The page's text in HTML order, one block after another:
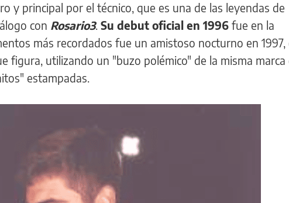
y principal por el técnico, que es una de las leyendas de
con Rosario3. Su debut oficial en 1996 fue en la
más recordados fue un amistoso nocturno en 1997,
figura, utilizando un "buzo polémico" de la misma marca
estampadas.